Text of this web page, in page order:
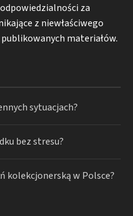
za
z niewłaściwego
materiałów.
sytuacjach?
bez stresu?
kolekcjonerską w Polsce?